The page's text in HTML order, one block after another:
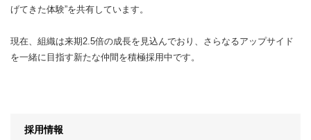
げてきた体験”を共有しています。
現在、組織は来期2.5倍の成長を見込んでおり、さらなるアップサイド
を一緒に目指す新たな仲間を積極採用中です。
採用情報